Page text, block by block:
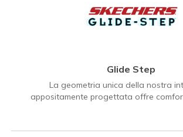
Glide Step
La geometria unica della nostra
appositamente progettata offre